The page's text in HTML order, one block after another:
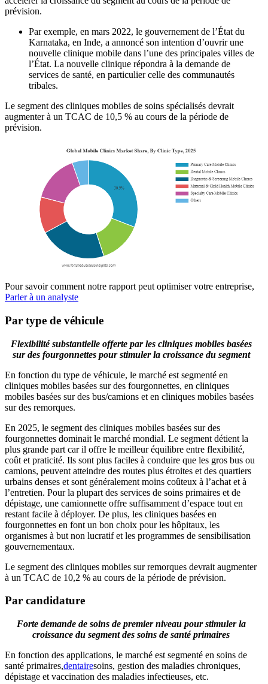
prévision.
Par exemple, en mars 2022, le gouvernement de l’État du
Karnataka, en Inde, a annoncé son intention d’ouvrir une
nouvelle clinique mobile dans l’une des principales villes de
l’État. La nouvelle clinique répondra à la demande de
services de santé, en particulier celle des communautés
tribales.
Le segment des cliniques mobiles de soins spécialisés devrait
augmenter à un TCAC de 10,5 % au cours de la période de
prévision.
Pour savoir comment notre rapport peut optimiser votre entreprise,
Parler à un analyste
Par type de véhicule
Flexibilité substantielle offerte par les cliniques mobiles basées
sur des fourgonnettes pour stimuler la croissance du segment
En fonction du type de véhicule, le marché est segmenté en
cliniques mobiles basées sur des fourgonnettes, en cliniques
mobiles basées sur des bus/camions et en cliniques mobiles basées
sur des remorques.
En 2025, le segment des cliniques mobiles basées sur des
fourgonnettes dominait le marché mondial. Le segment détient la
plus grande part car il offre le meilleur équilibre entre flexibilité,
coût et praticité. Ils sont plus faciles à conduire que les gros bus ou
camions, peuvent atteindre des routes plus étroites et des quartiers
urbains denses et sont généralement moins coûteux à l’achat et à
l’entretien. Pour la plupart des services de soins primaires et de
dépistage, une camionnette offre suffisamment d’espace tout en
restant facile à déployer. De plus, les cliniques basées en
fourgonnettes en font un bon choix pour les hôpitaux, les
organismes à but non lucratif et les programmes de sensibilisation
gouvernementaux.
Le segment des cliniques mobiles sur remorques devrait augmenter
à un TCAC de 10,2 % au cours de la période de prévision.
Par candidature
Forte demande de soins de premier niveau pour stimuler la
croissance du segment des soins de santé primaires
En fonction des applications, le marché est segmenté en soins de
santé primaires,dentairesoins, gestion des maladies chroniques,
dépistage et vaccination des maladies infectieuses, etc.